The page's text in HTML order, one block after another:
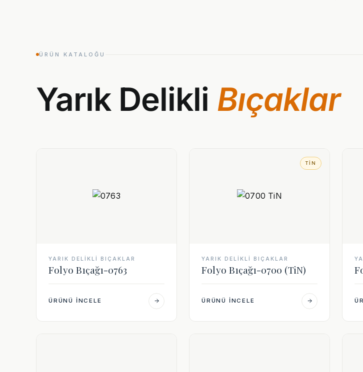
ÜRÜN KATALOĞU
Yarık Delikli Bıçaklar
YARIK DELIKLI BIÇAKLAR
Folyo Bıçağı-0763
ÜRÜNÜ İNCELE
TIN
YARIK DELIKLI BIÇAKLAR
Folyo Bıçağı-0700 (TiN)
ÜRÜNÜ İNCELE